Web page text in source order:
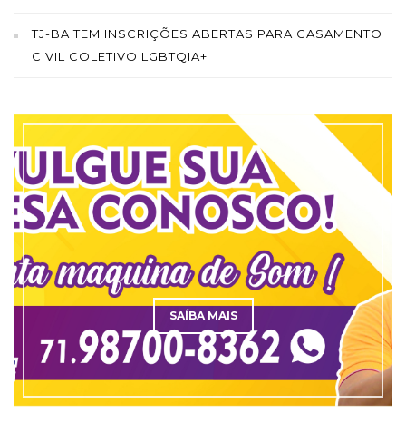
TJ-BA TEM INSCRIÇÕES ABERTAS PARA CASAMENTO
CIVIL COLETIVO LGBTQIA+
SAÍBA MAIS